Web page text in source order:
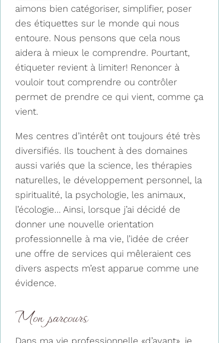
aimons bien catégoriser, simplifier, poser
des étiquettes sur le monde qui nous
entoure. Nous pensons que cela nous
aidera à mieux le comprendre. Pourtant,
étiqueter revient à limiter! Renoncer à
vouloir tout comprendre ou contrôler
permet de prendre ce qui vient, comme ça
vient.
Mes centres d’intérêt ont toujours été très
diversifiés. Ils touchent à des domaines
aussi variés que la science, les thérapies
naturelles, le développement personnel, la
spiritualité, la psychologie, les animaux,
l’écologie… Ainsi, lorsque j’ai décidé de
donner une nouvelle orientation
professionnelle à ma vie, l’idée de créer
une offre de services qui mêleraient ces
divers aspects m’est apparue comme une
évidence.
Mon parcours
Dans ma vie professionnelle «d’avant», je